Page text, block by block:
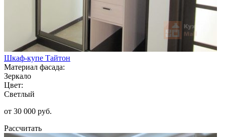
Шкаф-купе Тайтон
Материал фасада:
Зеркало
Цвет:
Светлый
от 30 000 руб.
Рассчитать